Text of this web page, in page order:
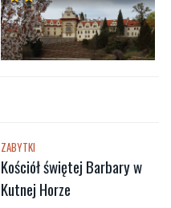
ZABYTKI
Kościół świętej Barbary w
Kutnej Horze